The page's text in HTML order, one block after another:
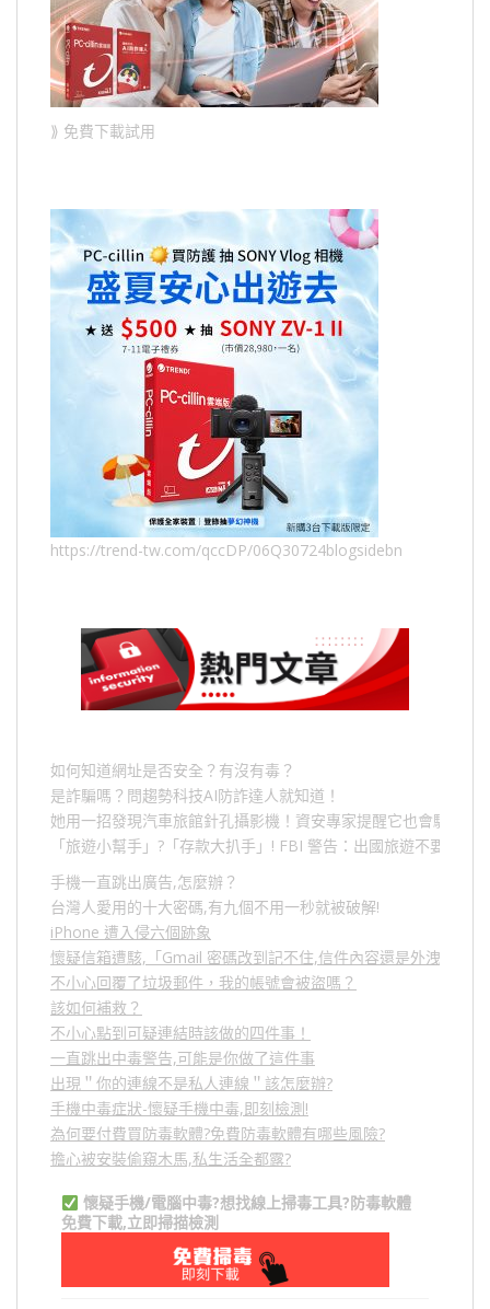
⟫ 免費下載試用
https://trend-tw.com/qccDP/06Q30724blogsidebn
如何知道網址是否安全？有沒有毒？
是詐騙嗎？問趨勢科技AI防詐達人就知道！
她用一招發現汽車旅館針孔攝影機！資安專家提醒它也會駭人成
「旅遊小幫手」 ? 「存款大扒手」 ! FBI 警告：出國旅遊不要做的
手機一直跳出廣告,怎麼辦？
台灣人愛用的十大密碼,有九個不用一秒就被破解!
iPhone 遭入侵六個跡象
懷疑信箱遭駭,「Gmail 密碼改到記不住,信件內容還是外洩？」,
不小心回覆了垃圾郵件，我的帳號會被盜嗎？
該如何補救？
不小心點到可疑連結時該做的四件事！
一直跳出中毒警告,可能是你做了這件事
出現＂你的連線不是私人連線＂該怎麼辦?
手機中毒症狀-懷疑手機中毒,即刻檢測!
為何要付費買防毒軟體?免費防毒軟體有哪些風險?
擔心被安裝偷窺木馬,私生活全都露?
懷疑手機/電腦中毒?想找線上掃毒工具?防毒軟體
免費下載,立即掃描檢測